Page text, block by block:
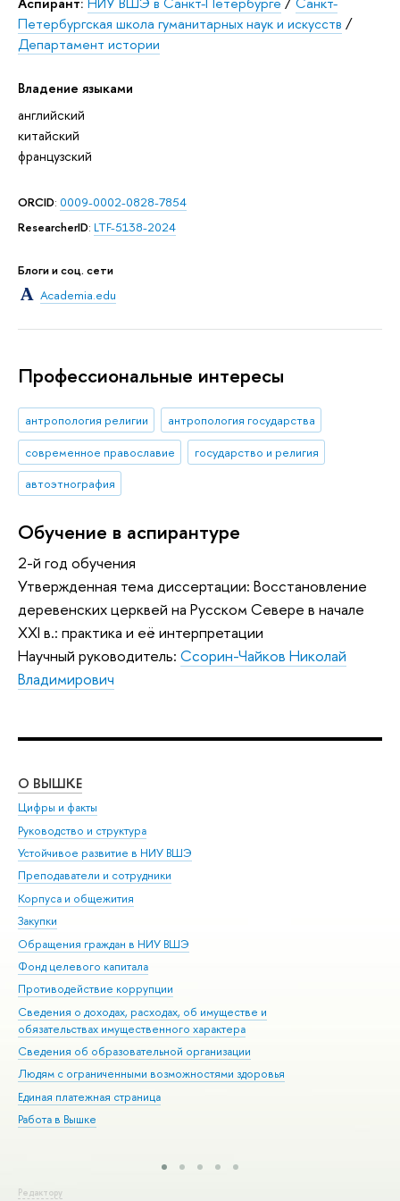
Петербургская школа гуманитарных наук и искусств /
Департамент истории
Владение языками
английский
китайский
французский
ORCID: 0009-0002-0828-7854
ResearcherID: LTF-5138-2024
Блоги и соц. сети
Academia.edu
Профессиональные интересы
антропология религии
антропология государства
современное православие
государство и религия
автоэтнография
Обучение в аспирантуре
2-й год обучения
Утвержденная тема диссертации: Восстановление
деревенских церквей на Русском Севере в начале
XXI в.: практика и её интерпретации
Научный руководитель: Ссорин-Чайков Николай
Владимирович
О ВЫШКЕ
Цифры и факты
Руководство и структура
Устойчивое развитие в НИУ ВШЭ
Преподаватели и сотрудники
Корпуса и общежития
Закупки
Обращения граждан в НИУ ВШЭ
Фонд целевого капитала
Противодействие коррупции
Сведения о доходах, расходах, об имуществе и
обязательствах имущественного характера
Сведения об образовательной организации
Людям с ограниченными возможностями здоровья
Единая платежная страница
Работа в Вышке
Редактору